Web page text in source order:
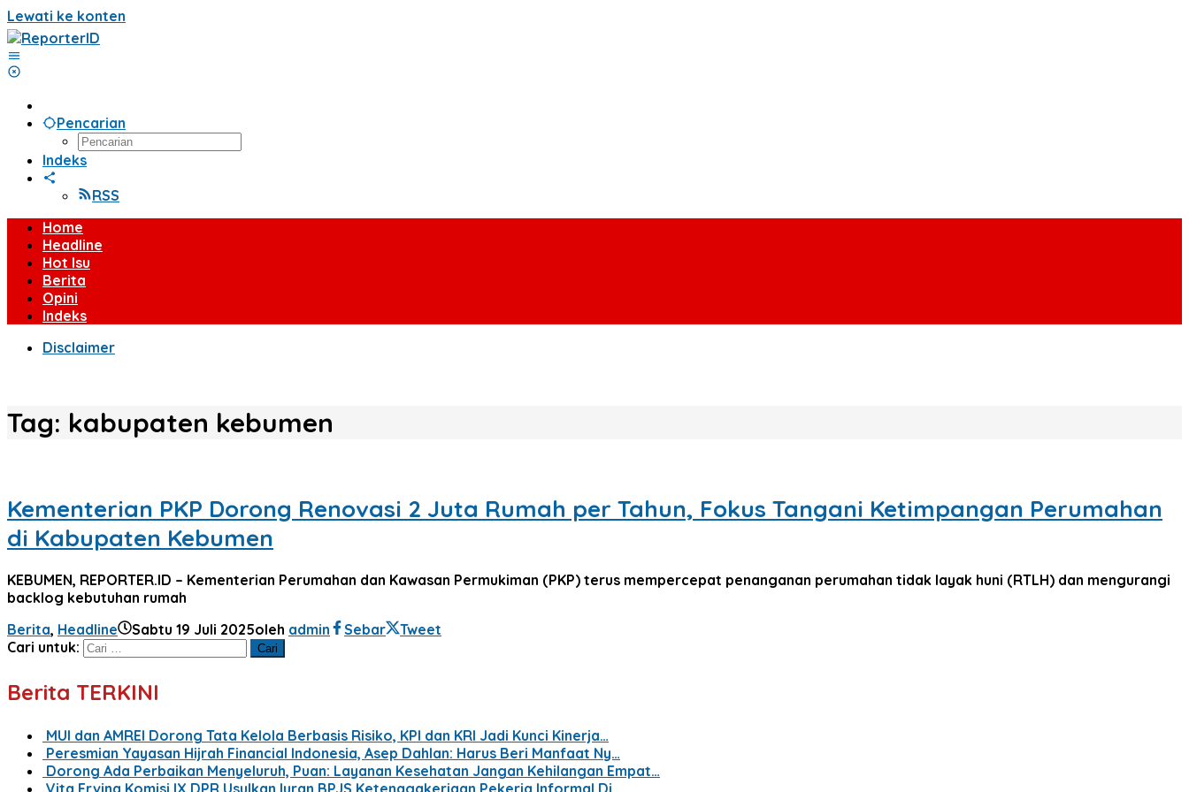
Lewati ke konten
Pencarian
Indeks
RSS
Home
Headline
Hot Isu
Berita
Opini
Indeks
Disclaimer
Tag: kabupaten kebumen
Kementerian PKP Dorong Renovasi 2 Juta Rumah per Tahun, Fokus Tangani Ketimpangan Perumahan
di Kabupaten Kebumen
KEBUMEN, REPORTER.ID – Kementerian Perumahan dan Kawasan Permukiman (PKP) terus mempercepat penanganan perumahan tidak layak huni (RTLH) dan mengurangi
backlog kebutuhan rumah
Berita, Headline Sabtu 19 Juli 2025oleh admin Sebar
Tweet
Cari untuk:
Berita TERKINI
MUI dan AMREI Dorong Tata Kelola Berbasis Risiko, KPI dan KRI Jadi Kunci Kinerja…
Peresmian Yayasan Hijrah Financial Indonesia, Asep Dahlan: Harus Beri Manfaat Ny…
Dorong Ada Perbaikan Menyeluruh, Puan: Layanan Kesehatan Jangan Kehilangan Empat…